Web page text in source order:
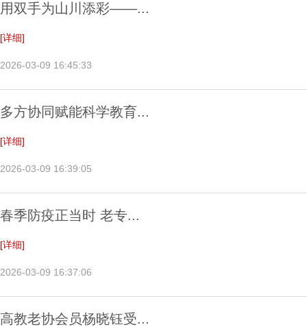
用双手为山川添彩——...
[详细]
2026-03-09 16:45:33
多方协同赋能科学教育...
[详细]
2026-03-09 16:39:05
春季防疫正当时 老专...
[详细]
2026-03-09 16:37:06
高教老协会员杨晓钰受...